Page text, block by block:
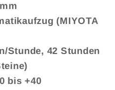
(MIYOTA
Stunde, 42 Stunden
bis +40